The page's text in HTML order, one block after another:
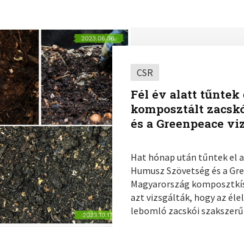
CSR
Fél év alatt tűntek
komposztált
és a Greenpeace
Hat hónap után tűntek el
Humusz Szövetség és a
Magyarország
azt vizsgálták, hogy az
lebomló zacskói